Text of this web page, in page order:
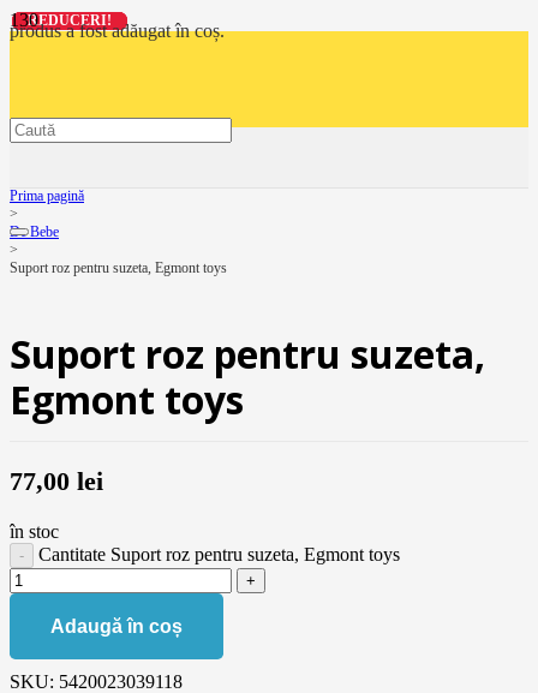
produsa fost adăugat în coș.
Prima pagină
>
De Bebe
>
Suport roz pentru suzeta, Egmont toys
Suport roz pentru suzeta,
Egmont toys
77,00 lei
în stoc
Cantitate Suport roz pentru suzeta, Egmont toys
Adaugă în coș
SKU: 5420023039118
REDUCERI!
REDUCERI!
REDUCERI!
REDUCERI!